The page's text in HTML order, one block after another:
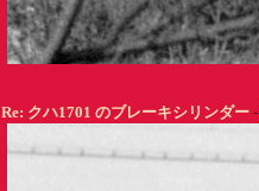
Re: クハ1701 のブレーキシリンダー-